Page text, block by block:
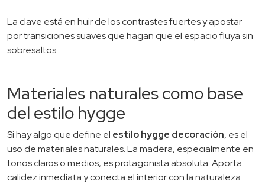
La clave está en huir de los contrastes fuertes y apostar
por transiciones suaves que hagan que el espacio fluya sin
sobresaltos.
Materiales naturales como base
del estilo hygge
Si hay algo que define el estilo hygge decoración, es el
uso de materiales naturales. La madera, especialmente en
tonos claros o medios, es protagonista absoluta. Aporta
calidez inmediata y conecta el interior con la naturaleza.